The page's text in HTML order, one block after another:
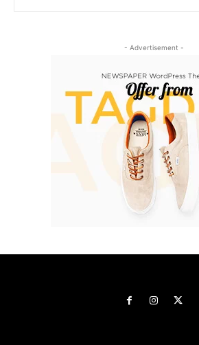
- Advertisement -